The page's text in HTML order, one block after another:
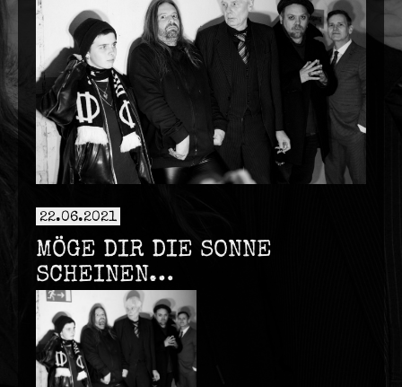
MÖGE DIR DIE SONNE
SCHEINEN…
22.06.2021